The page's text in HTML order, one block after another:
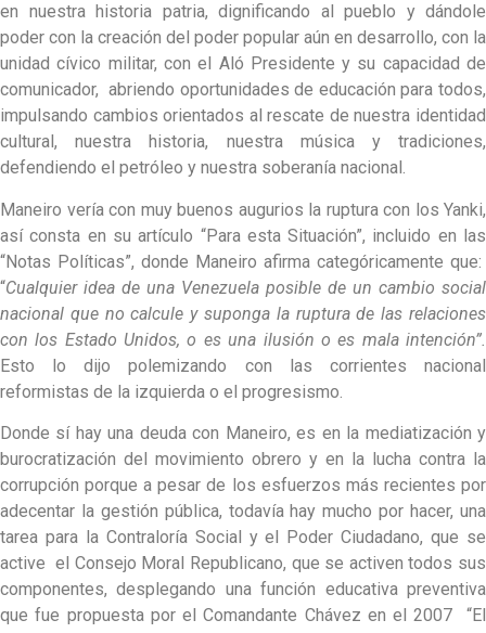
en nuestra historia patria, dignificando al pueblo y dándole
poder con la creación del poder popular aún en desarrollo, con la
unidad cívico militar, con el Aló Presidente y su capacidad de
comunicador, abriendo oportunidades de educación para todos,
impulsando cambios orientados al rescate de nuestra identidad
cultural, nuestra historia, nuestra música y tradiciones,
defendiendo el petróleo y nuestra soberanía nacional.
Maneiro vería con muy buenos augurios la ruptura con los Yanki,
así consta en su artículo “Para esta Situación”, incluido en las
“Notas Políticas”, donde Maneiro afirma categóricamente que:
“Cualquier idea de una Venezuela posible de un cambio social
nacional que no calcule y suponga la ruptura de las relaciones
con los Estado Unidos, o es una ilusión o es mala intención”.
Esto lo dijo polemizando con las corrientes nacional
reformistas de la izquierda o el progresismo.
Donde sí hay una deuda con Maneiro, es en la mediatización y
burocratización del movimiento obrero y en la lucha contra la
corrupción porque a pesar de los esfuerzos más recientes por
adecentar la gestión pública, todavía hay mucho por hacer, una
tarea para la Contraloría Social y el Poder Ciudadano, que se
active el Consejo Moral Republicano, que se activen todos sus
componentes, desplegando una función educativa preventiva
que fue propuesta por el Comandante Chávez en el 2007 “El